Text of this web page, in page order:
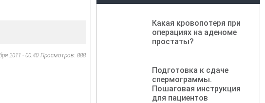
2011 - 00:40 Просмотров: 888
Какая кровопотеря при
операциях на аденоме
простаты?
Подготовка к сдаче
спермограммы.
Пошаговая инструкция
для пациентов